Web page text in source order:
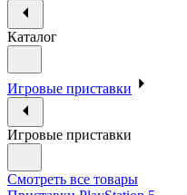
Каталог
Игровые приставки
Игровые приставки
Смотреть все товары